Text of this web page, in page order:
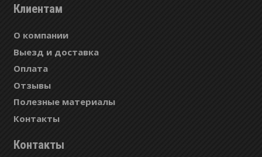
Клиентам
О компании
Выезд и доставка
Оплата
Отзывы
Полезные материалы
Контакты
Контакты